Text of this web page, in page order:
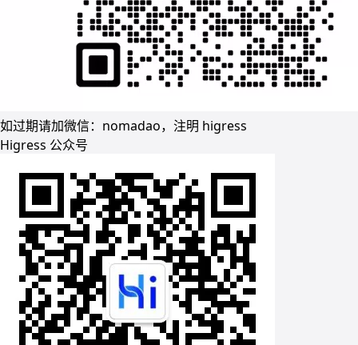
如过期请加微信：nomadao，注明 higress
Higress 公众号